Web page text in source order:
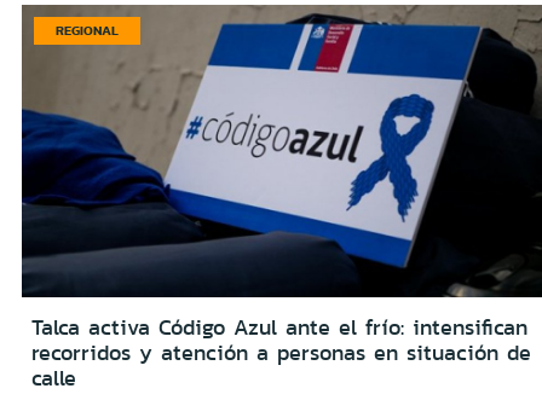
REGIONAL
Talca activa Código Azul ante el frío: intensifican
recorridos y atención a personas en situación de
calle